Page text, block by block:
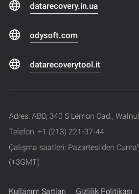
datarecovery.in.ua
odysoft.com
datarecoverytool.it
Adres: ABD, 340 S Lemon Cad.,
Telefon: +1 (213) 221-37-44
Çalışma saatleri: Pazartesi'den
(+3GMT)
Kullanım Şartları Gizlilik Politikası